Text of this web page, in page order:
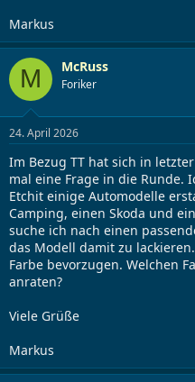
Markus
M McRuss
Foriker
24. April 2026
Im Bezug TT hat sich in
mal eine Frage in die Runde.
Etchit einige Automodelle
Camping, einen Skoda und
suche ich nach einen
das Modell damit zu
Farbe bevorzugen. Welchen
anraten?
Viele Grüße
Markus